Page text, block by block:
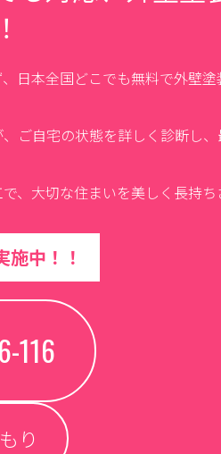
日本全国どこでも無料で外壁
ご自宅の状態を詳しく診断し
、大切な住まいを美しく長持ち
施中！！
116
り